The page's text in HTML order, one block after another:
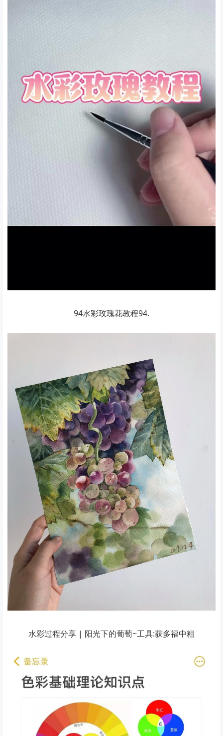
94水彩玫瑰花教程94.
水彩过程分享 | 阳光下的葡萄~工具:获多福中粗